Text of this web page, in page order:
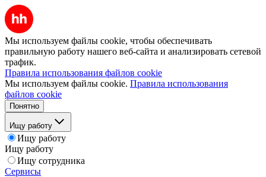
Мы используем файлы cookie, чтобы обеспечивать
правильную работу нашего веб-сайта и анализировать сетевой
трафик.
Правила использования файлов cookie
Мы используем файлы cookie. Правила использования
файлов cookie
Понятно
Ищу работу
Ищу работу
Ищу работу
Ищу сотрудника
Сервисы